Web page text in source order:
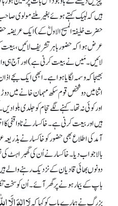
ہیں کہ لبیک کہتے ہوئے بغیر ملنے
حضرت خلیفۃ المسیح الاولؓ کے) ایک عریضہ
عرض ہوا کہ حضور باہر تشریف لائیں،
لائیں۔ مَیں نے بیعت کرنی ہے) اور آج ہی
بھیجا کہ وسمہ لگایا ہوا ہے۔ ابھی ایک بجے
اثنا میں دو شخص قوم سکھ مہمان خانے میں
اور کوئی نہ تھا۔ کہنے لگے حجام کو جلدی
ہیں اور بیعت کرنی ہے۔ خاکسار نے ناواقفی کا
آمد کی اطلاع بھی حضور کو خاکسار نے
بالا جواب دیا۔ خاکسار نے اُن کی گھبراہٹ
دونوں بھائی قادیان کے نزدیک رہنے والے
باپ کے بیمار ہونے پر گھر آئے۔ اُن کو
بزرگ نے ہمارے باپ کو کہا کہ